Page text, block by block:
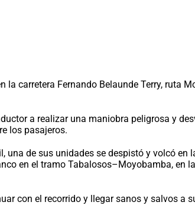
carretera Fernando Belaunde Terry, ruta
a realizar una maniobra peligrosa y
los pasajeros.
de sus unidades se despistó y volcó en
en el tramo Tabalosos–Moyobamba, en
con el recorrido y llegar sanos y salvos a